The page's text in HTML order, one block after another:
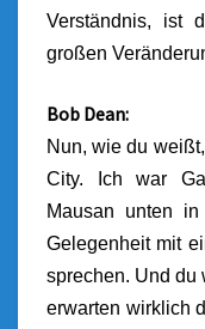
Verständnis, ist
großen
Bob Dean:
Nun, wie du
City. Ich war
Mausan unten
Gelegenheit mit
sprechen. Und du
erwarten wirklich